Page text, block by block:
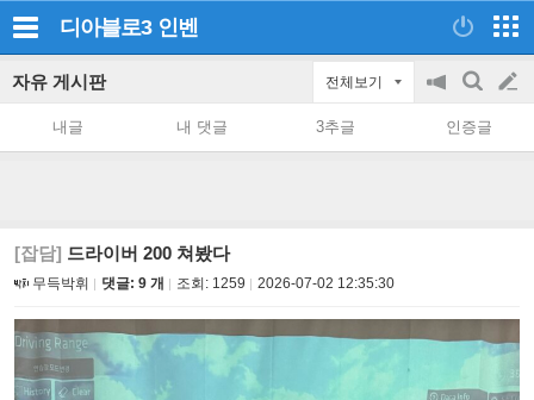
디아블로3 인벤
자유 게시판 전체보기
공
on/off
검
색
글
쓰
내글 내 댓글 3추글 인증글
[잡담] 드라이버 200 쳐봤다
무득박휘 댓글: 9 개 조회: 1259 2026-07-02 12:35:30